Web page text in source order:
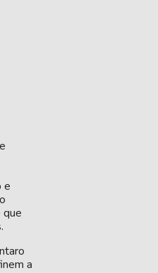
e
que
a